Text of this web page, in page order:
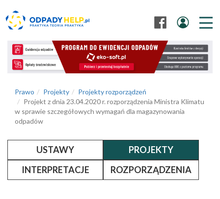
Prawo Projekty
Projekty rozporządzeń
Projekt z dnia 23.04.2020 r. rozporządzenia Ministra Klimatu
w sprawie szczegółowych wymagań dla magazynowania
odpadów
USTAWY
PROJEKTY
INTERPRETACJE
ROZPORZĄDZENIA